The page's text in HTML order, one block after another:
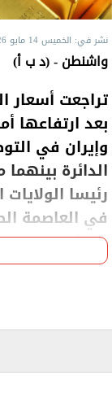
نشر في: الخميس 14 مايو 2026 - 11:47 م
واشنطن - (د ب أ)
تراجعت أسعار
بعد ارتفاعها
وإيران في
رئيسا
في العاصمة
والتكنولوجية.